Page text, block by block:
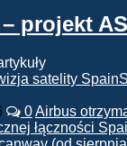
projekt
0Airbus
łączności